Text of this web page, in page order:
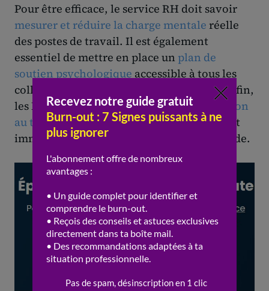
Pour être efficace, le service RH doit savoir
mesurer et réduire la charge mentale réelle
des postes de travail. Il est également
essentiel de mettre en place un plan de
soutien psychologique accessible à tous les
collaborateurs en toute confidentialité. Enfin,
les RH doivent rester vigilants sur l’
addiction
au travail , qui peut masquer un épuisement
imminent derrière un engagement de façade.